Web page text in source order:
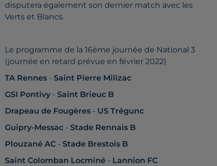
disputera également son dernier match avec les
Verts et Blancs.
Le programme de la 16ème journée de National 3
(journée en retard prévue en février 2022)
TA Rennes - Saint Pierre Milizac
GSI Pontivy - Saint Brieuc B
Drapeau de Fougères - US Trégunc
Guipry-Messac - Stade Rennais B
Plouzané AC - Stade Brestois B
Saint Colomban Locminé - Lannion FC